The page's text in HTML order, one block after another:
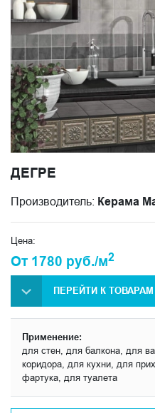
ДЕГРЕ
Производитель: Керама
Цена:
От 1780 руб./м2
ПЕРЕЙТИ К ТОВАРАМ
Применение:
для стен, для балкона, для
коридора, для кухни, для
фартука, для туалета